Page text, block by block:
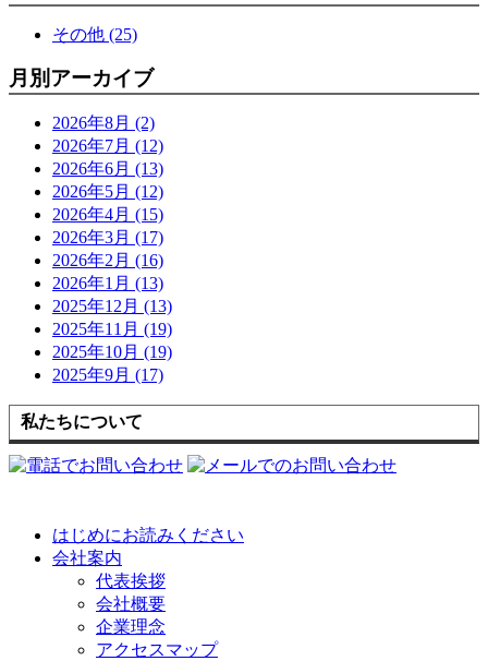
その他 (25)
月別アーカイブ
2026年8月 (2)
2026年7月 (12)
2026年6月 (13)
2026年5月 (12)
2026年4月 (15)
2026年3月 (17)
2026年2月 (16)
2026年1月 (13)
2025年12月 (13)
2025年11月 (19)
2025年10月 (19)
2025年9月 (17)
私たちについて
はじめにお読みください
会社案内
代表挨拶
会社概要
企業理念
アクセスマップ